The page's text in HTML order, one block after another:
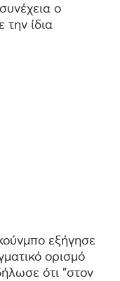
ο
ίδια
εξήγησε
ορισμό
ότι “στον